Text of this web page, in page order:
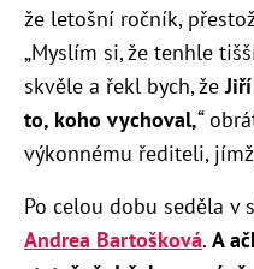
že letošní ročník,
„Myslím si, že tenhle
skvěle a řekl bych, že
to, koho vychoval,“
výkonnému řediteli,
Po celou dobu seděla v
Andrea Bartošková. A